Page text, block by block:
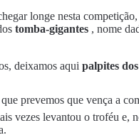
longe nesta
tomba-gigantes , nome
deixamos aqui palpites
prevemos que vença a
vezes levantou o troféu e,